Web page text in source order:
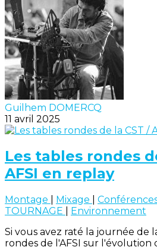
Guilhem DOMERCQ
11 avril 2025
Les tables rondes
AFSI en replay
Montage Mixage
TOURNAGE
Environnement
Si vous avez raté la journée de
rondes de l'AFSI sur l'évolution